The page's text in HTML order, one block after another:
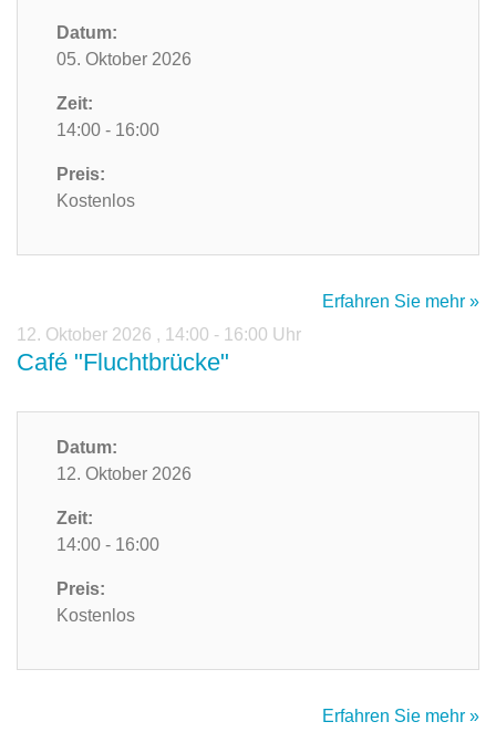
Datum:
05. Oktober 2026
Zeit:
14:00 - 16:00
Preis:
Kostenlos
Erfahren Sie mehr »
12. Oktober 2026 , 14:00 - 16:00 Uhr
Café "Fluchtbrücke"
Datum:
12. Oktober 2026
Zeit:
14:00 - 16:00
Preis:
Kostenlos
Erfahren Sie mehr »